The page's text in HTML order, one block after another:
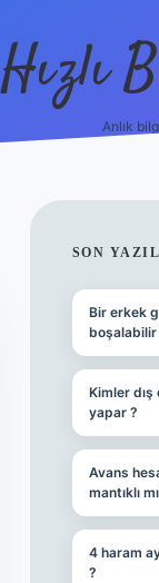
Hızlı
Anlık
SON
Bir erkek
boşalabilir
Kimler dış
yapar ?
Avans
mantıklı
4 haram
?